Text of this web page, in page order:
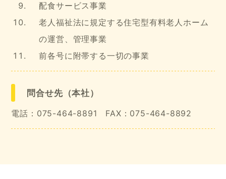
配食サービス事業
老人福祉法に規定する住宅型有料老人ホーム
の運営、管理事業
前各号に附帯する一切の事業
問合せ先（本社）
電話：075-464-8891 FAX：075-464-8892